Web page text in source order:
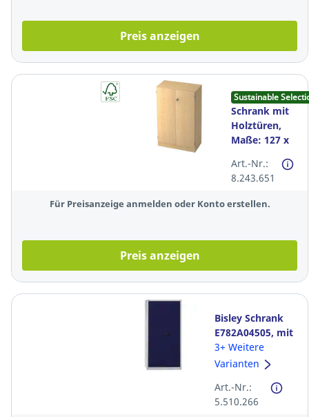
Preis anzeigen
Sustainable
Schrank mit
Holztüren,
Maße: 127 x
ahorn
Art.-Nr.:
8.243.651
Für Preisanzeige anmelden oder Konto erstellen.
Preis anzeigen
Bisley Schrank
E782A04505, mit
Flügeltüren, 4
Böden, Maße:
blau
3+ Weitere
Varianten
Art.-Nr.:
5.510.266